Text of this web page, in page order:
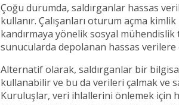
Çoğu durumda, saldırganlar hassas
kullanır. Çalışanları oturum açma
kandırmaya yönelik sosyal
sunucularda depolanan hassas
Alternatif olarak, saldırganlar bir
kullanabilir ve bu da verileri çalmak ve
Kuruluşlar, veri ihlallerini önlemek için